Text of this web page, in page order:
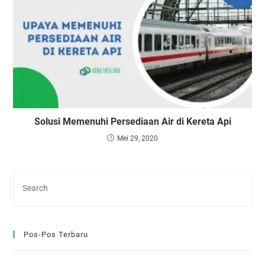
Solusi Memenuhi Persediaan Air di Kereta Api
Mei 29, 2020
Pos-Pos Terbaru